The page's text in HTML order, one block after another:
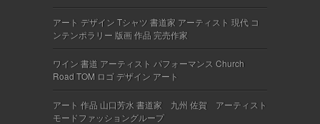
アート デザイン Tシャツ 書道家 アーティスト 現代 コ
ンテンポラリー 版画 作品 完売作家
ワイン 書道 アーティスト パフォーマンス Church
Road TOM ロゴ デザイン アート
アート 作品 山口芳水 書道家 九州 佐賀 アーティスト
モードファッショングループ